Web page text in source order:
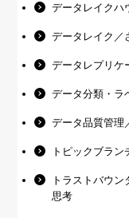
データレイクハ
データレイク／
データレプリケ
データ分類・ラ
データ品質管理
トピックブラ
トラストバウ
思考